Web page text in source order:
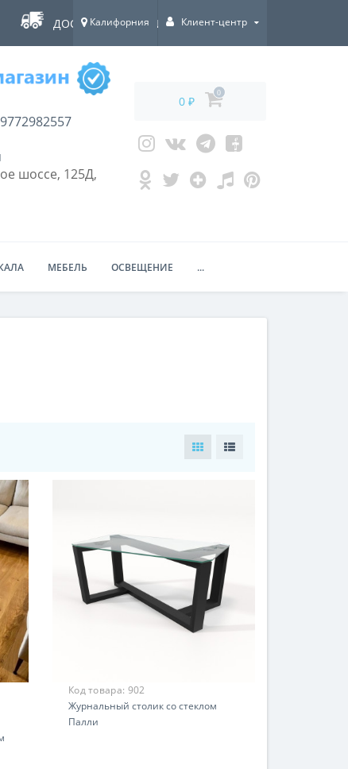
ДОСТАВКА ПО ВСЕЙ РОССИИ!
Калифорния Клиент-центр
шоссе, 125Д,
0 ₽
0
МЕБЕЛЬ ОСВЕЩЕНИЕ ...
Код товара: 902
Журнальный столик со стеклом
Палли